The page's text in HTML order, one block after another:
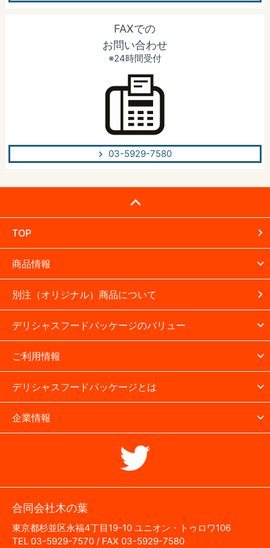
FAXでの
お問い合わせ
※24時間受付
03-5929-7580
TOP
商品情報
別注（オリジナル）商品について
デリシャスフードパッケージのバリュー
ご利用情報
デリシャスフードパッケージとは
企業情報
合同会社木の葉
東京都杉並区永福4丁目19-10 ユニオン・トゥロワ106
TEL 03-5929-7570 / FAX 03-5929-7580